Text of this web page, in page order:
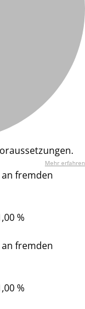
Mehr erfahren
fremden
%
fremden
%